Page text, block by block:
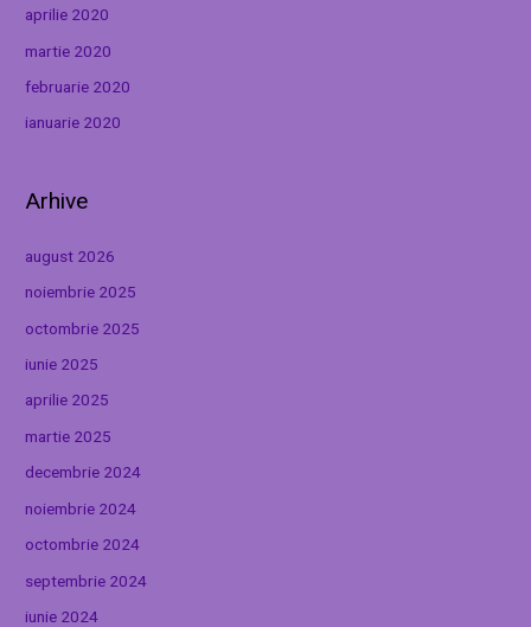
aprilie 2020
martie 2020
februarie 2020
ianuarie 2020
Arhive
august 2026
noiembrie 2025
octombrie 2025
iunie 2025
aprilie 2025
martie 2025
decembrie 2024
noiembrie 2024
octombrie 2024
septembrie 2024
iunie 2024